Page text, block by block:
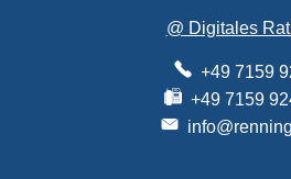
@ Digitales
+49 7159
+49 7159